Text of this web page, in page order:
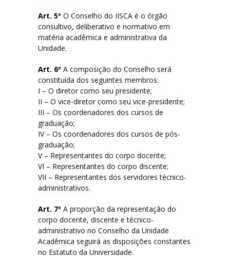
Lista de Laboratórios
Serviços e Formulários
Processo Seletivo
Links Úteis
Art. 5º O Conselho do IISCA é o órgão
consultivo, deliberativo e normativo em
matéria acadêmica e administrativa da
Unidade.
Art. 6º A composição do Conselho será
constituída dos seguintes membros:
I – O diretor como seu presidente;
II – O vice-diretor como seu vice-presidente;
III – Os coordenadores dos cursos de
graduação;
IV – Os coordenadores dos cursos de pós-
graduação;
V – Representantes do corpo docente;
VI – Representantes do corpo discente;
VII – Representantes dos servidores técnico-
administrativos.
Art. 7º A proporção da representação do
corpo docente, discente e técnico-
administrativo no Conselho da Unidade
Acadêmica seguirá as disposições constantes
no Estatuto da Universidade.